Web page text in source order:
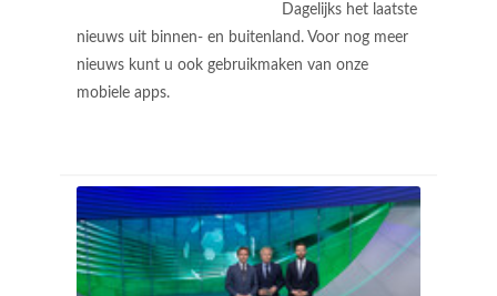
Dagelijks het laatste
nieuws uit binnen- en buitenland. Voor nog meer
nieuws kunt u ook gebruikmaken van onze
mobiele apps.